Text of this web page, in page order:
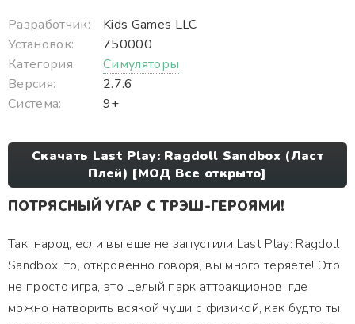
Разработчик:
Kids Games LLC
Установок:
750000
Категория:
Симуляторы
Версия:
2.7.6
Система:
9+
Скачать Last Play: Ragdoll Sandbox (Ласт
Плей) [МОД Все открыто]
ПОТРЯСНЫЙ УГАР С ТРЭШ-ГЕРОЯМИ!
Так, народ, если вы еще не запустили Last Play: Ragdoll
Sandbox, то, откровенно говоря, вы много теряете! Это
не просто игра, это целый парк аттракционов, где
можно натворить всякой чуши с физикой, как будто ты